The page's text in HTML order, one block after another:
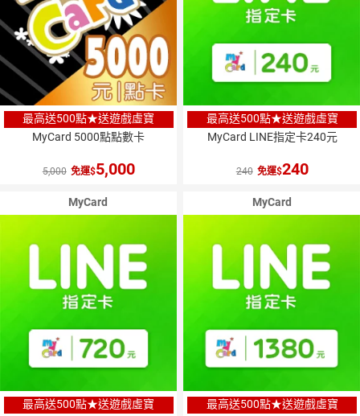
最高送500點★送遊戲虛寶
MyCard 5000點點數卡
5,000 免運 5,000
最高送500點★送遊戲虛寶
MyCard LINE指定卡240元
240 免運 240
MyCard
最高送500點★送遊戲虛寶
MyCard
最高送500點★送遊戲虛寶